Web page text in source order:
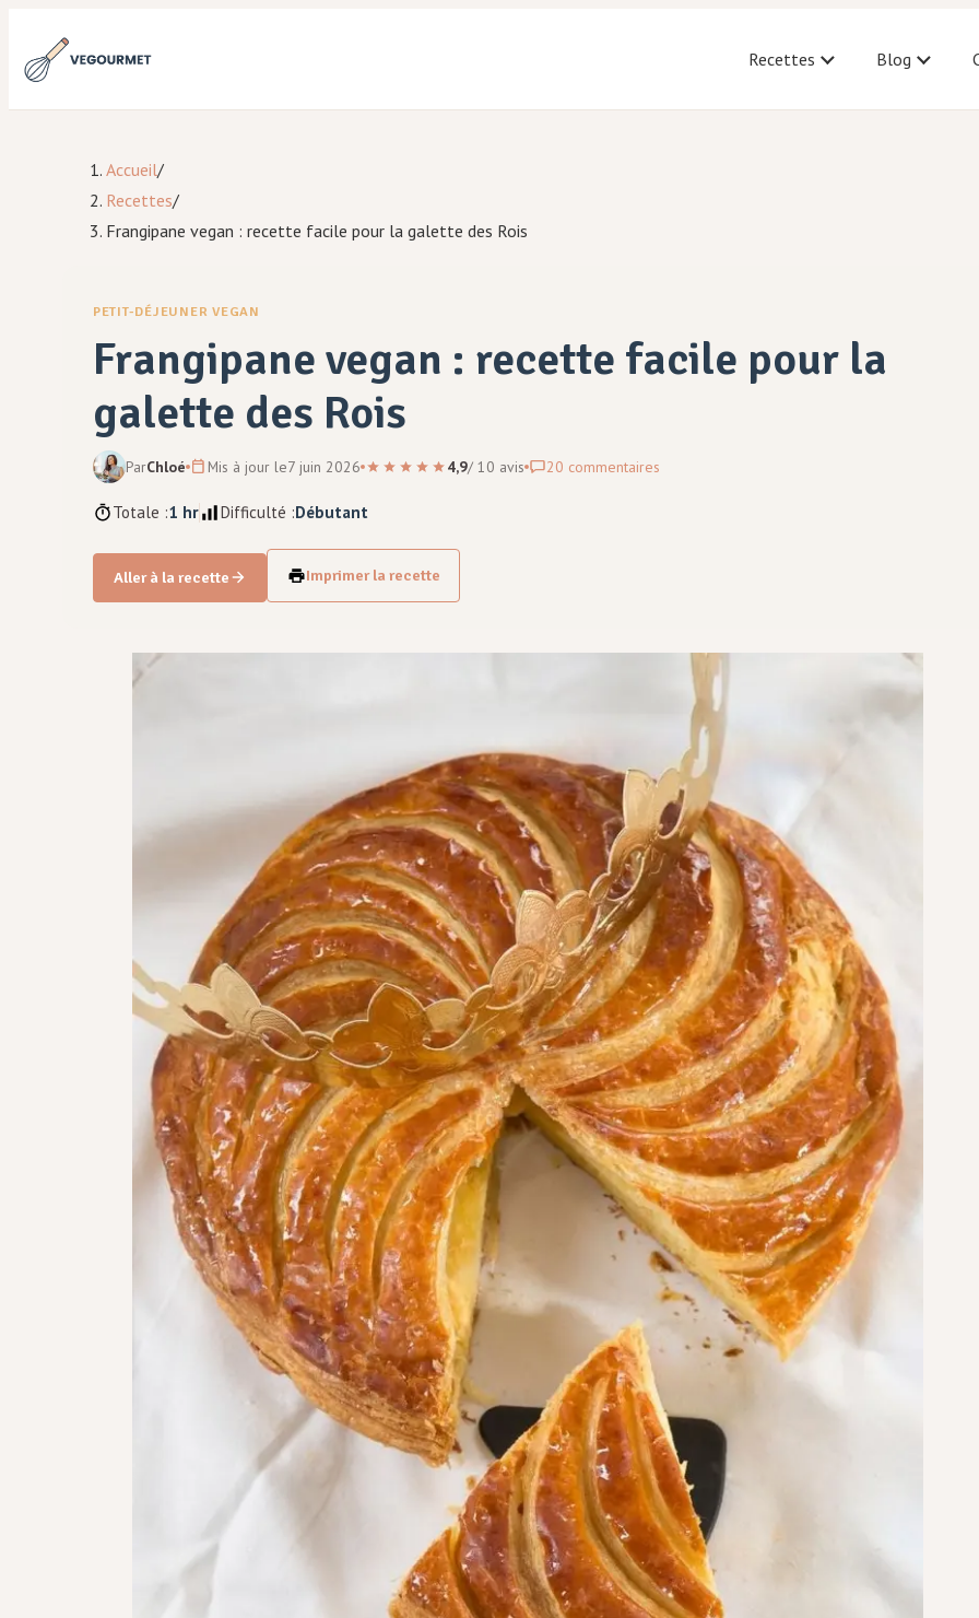
Recettes Blog
Accueil/
Recettes/
Frangipane vegan : recette facile pour la galette des Rois
PETIT-DÉJEUNER VEGAN
Frangipane vegan : recette facile pour la
galette des Rois
ParChloé Mis à jour le7 juin 2026 4,9/ 10 avis 20 commentaires
Totale :1 hr Difficulté :Débutant
Aller à la recette Imprimer la recette